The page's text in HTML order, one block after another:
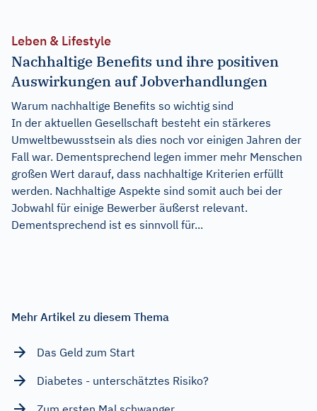
Leben & Lifestyle
Nachhaltige Benefits und ihre positiven
Auswirkungen auf Jobverhandlungen
Warum nachhaltige Benefits so wichtig sind
In der aktuellen Gesellschaft besteht ein stärkeres
Umweltbewusstsein als dies noch vor einigen Jahren der
Fall war. Dementsprechend legen immer mehr Menschen
großen Wert darauf, dass nachhaltige Kriterien erfüllt
werden. Nachhaltige Aspekte sind somit auch bei der
Jobwahl für einige Bewerber äußerst relevant.
Dementsprechend ist es sinnvoll für...
Mehr Artikel zu diesem Thema
Das Geld zum Start
Diabetes - unterschätztes Risiko?